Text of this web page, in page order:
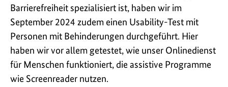
Barrierefreiheit spezialisiert ist, haben wir im
September 2024 zudem einen Usability-Test mit
Personen mit Behinderungen durchgeführt. Hier
haben wir vor allem getestet, wie unser Onlinedienst
für Menschen funktioniert, die assistive Programme
wie Screenreader nutzen.